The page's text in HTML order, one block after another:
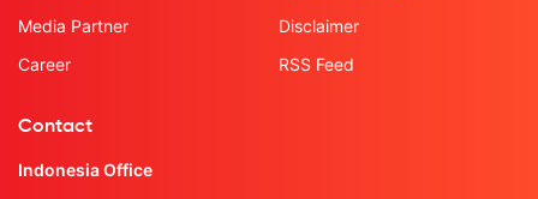
Media Partner
Career
Disclaimer
RSS Feed
Contact
Indonesia Office